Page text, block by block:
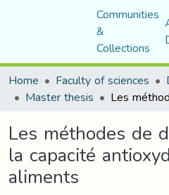
Communities
&
Collections
Home
Faculty of sciences
Master thesis
Les méthodes de
la capacité
aliments